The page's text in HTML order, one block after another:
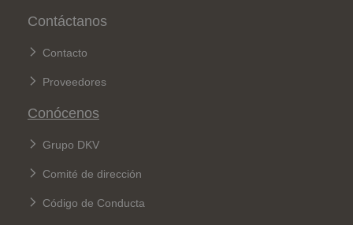
Pie de página
Contáctanos
Contacto
Proveedores
Conócenos
Grupo DKV
Comité de dirección
Código de Conducta